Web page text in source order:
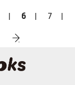
6 7
›